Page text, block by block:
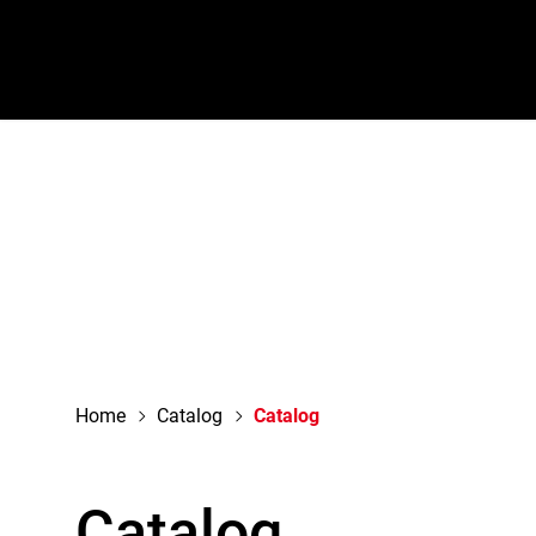
Home Catalog Catalog